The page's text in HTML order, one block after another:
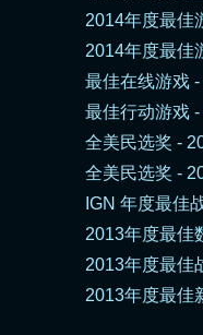
2014年度最佳
2014年度最佳
最佳在线游戏 -
最佳行动游戏 -
全美民选奖 -
全美民选奖 -
IGN 年度最佳
2013年度最佳
2013年度最佳
2013年度最佳